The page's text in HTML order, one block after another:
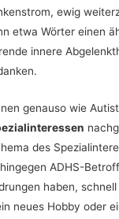
ewig
etwa Wörter einen
innere
genauso wie
des
ADHS-
haben,
neues Hobby oder